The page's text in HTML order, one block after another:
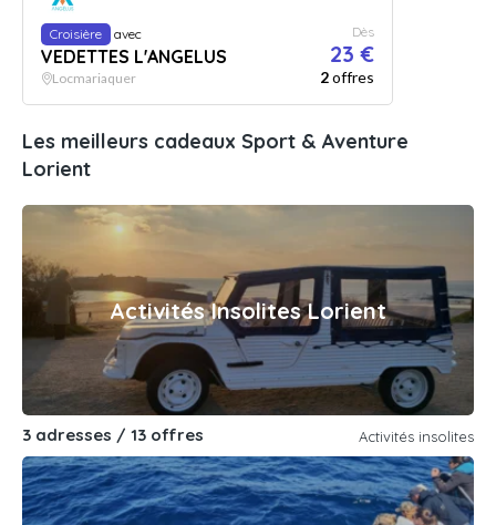
Croisière avec
VEDETTES L'ANGELUS
Dès
23 €
Locmariaquer 2offres
Les meilleurs cadeaux Sport & Aventure
Lorient
Activités Insolites Lorient
3 adresses / 13 offres Activités insolites